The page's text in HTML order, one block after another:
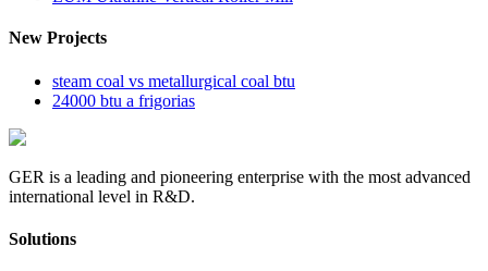
New Projects
steam coal vs metallurgical coal btu
24000 btu a frigorias
GER is a leading and pioneering enterprise with the most advanced
international level in R&D.
Solutions